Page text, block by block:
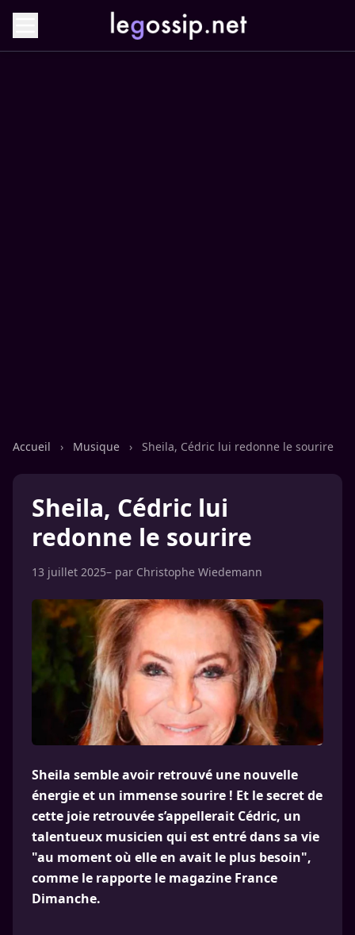
Accueil › Musique › Sheila, Cédric lui redonne le sourire
Sheila, Cédric lui
redonne le sourire
13 juillet 2025– par Christophe Wiedemann
Sheila semble avoir retrouvé une nouvelle
énergie et un immense sourire ! Et le secret de
cette joie retrouvée s’appellerait Cédric, un
talentueux musicien qui est entré dans sa vie
"au moment où elle en avait le plus besoin",
comme le rapporte le magazine France
Dimanche.